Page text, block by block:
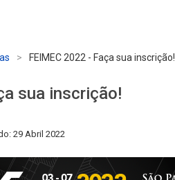
> FEIMEC 2022 - Faça sua inscrição!
sua inscrição!
29 Abril 2022